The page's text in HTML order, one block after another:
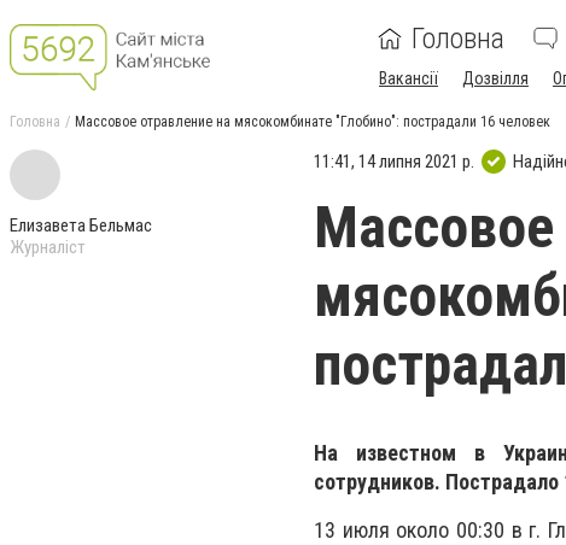
Головна
Вакансії Дозвілля
Головна Массовое отравление на мясокомбинате "Глобино": пострадали 16 человек
Елизавета Бельмас
Журналіст
11:41, 14 липня 2021 р.
Массовое
На известном в
сотрудников. Пострадало
13 июля около 00:30 в г.